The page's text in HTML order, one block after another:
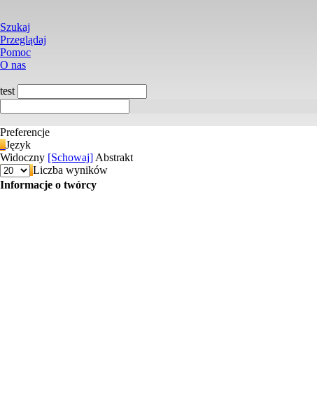
Szukaj
Przeglądaj
Pomoc
O nas
test
Preferencje
Język
Widoczny [Schowaj] Abstrakt
Liczba wyników
Informacje o twórcy